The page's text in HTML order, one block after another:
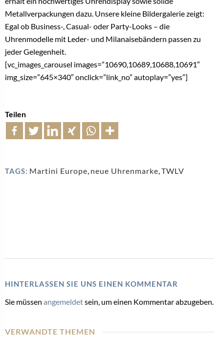
Metallverpackungen dazu. Unsere kleine Bildergalerie zeigt:
Egal ob Business-, Casual- oder Party-Looks – die
Uhrenmodelle mit Leder- und Milanaisebändern passen zu
jeder Gelegenheit.
[vc_images_carousel images=”10690,10689,10688,10691″
img_size=”645×340″ onclick=”link_no” autoplay=”yes”]
Teilen
TAGS: Martini Europe, neue Uhrenmarke,TWLV
HINTERLASSEN SIE UNS EINEN KOMMENTAR
Sie müssen angemeldetsein, um einen Kommentar abzugeben.
VERWANDTE THEMEN